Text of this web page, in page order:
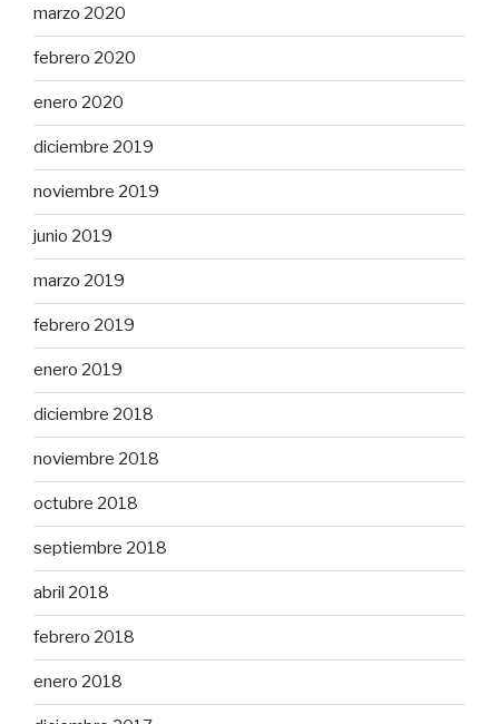
marzo 2020
febrero 2020
enero 2020
diciembre 2019
noviembre 2019
junio 2019
marzo 2019
febrero 2019
enero 2019
diciembre 2018
noviembre 2018
octubre 2018
septiembre 2018
abril 2018
febrero 2018
enero 2018